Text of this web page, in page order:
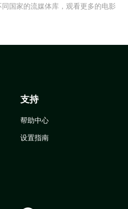
国家的流媒体库，观看更多的电影
支持
帮助中心
设置指南